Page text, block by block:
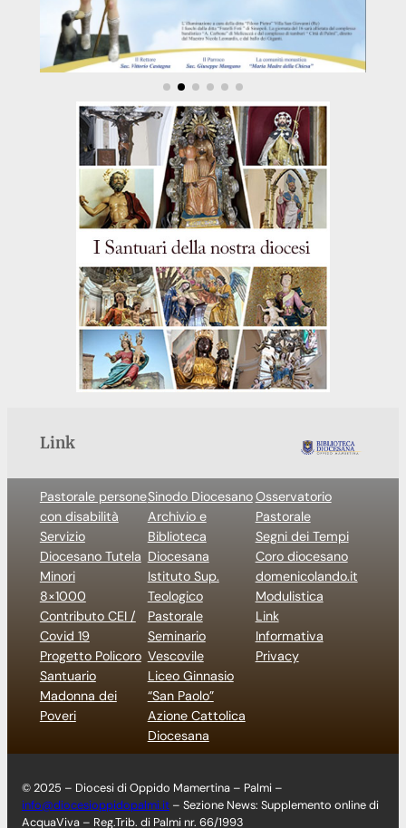
Link
Pastorale persone
con disabilità
Servizio
Diocesano Tutela
Minori
8×1000
Contributo CEI /
Covid 19
Progetto Policoro
Santuario
Madonna dei
Poveri
Sinodo Diocesano
Archivio e
Biblioteca
Diocesana
Istituto Sup.
Teologico
Pastorale
Seminario
Vescovile
Liceo Ginnasio
“San Paolo”
Azione Cattolica
Diocesana
Osservatorio
Pastorale
Segni dei Tempi
Coro diocesano
domenicolando.it
Modulistica
Link
Informativa
Privacy
© 2025 – Diocesi di Oppido Mamertina – Palmi –
info@diocesioppidopalmi.it – Sezione News: Supplemento online di
AcquaViva – Reg.Trib. di Palmi nr. 66/1993